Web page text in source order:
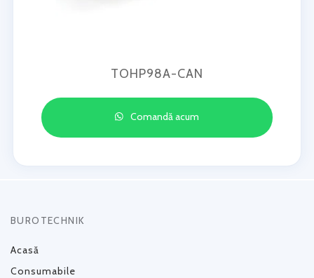
TOHP98A-CAN
Comandă acum
BUROTECHNIK
Acasă
Consumabile